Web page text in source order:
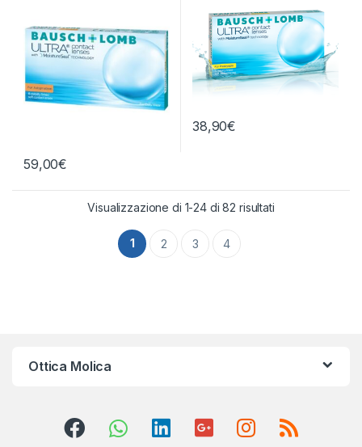
59,00€
38,90€
Visualizzazione di 1-24 di 82 risultati
1 2 3 4
Ottica Molica